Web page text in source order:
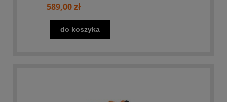
589,00 zł
do koszyka